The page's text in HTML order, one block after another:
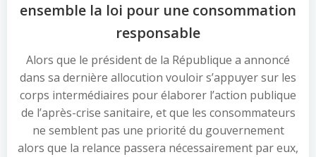
ensemble la loi pour une consommation
responsable
Alors que le président de la République a annoncé
dans sa dernière allocution vouloir s’appuyer sur les
corps intermédiaires pour élaborer l’action publique
de l’après-crise sanitaire, et que les consommateurs
ne semblent pas une priorité du gouvernement
alors que la relance passera nécessairement par eux,